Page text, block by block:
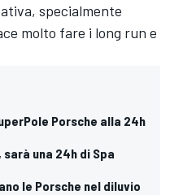
specialmente
molto fare i long run e
Porsche alla 24h
una 24h di Spa
le Porsche nel diluvio